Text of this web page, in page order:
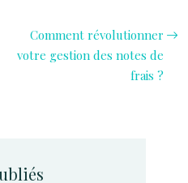
Comment révolutionner
votre gestion des notes de
frais ?